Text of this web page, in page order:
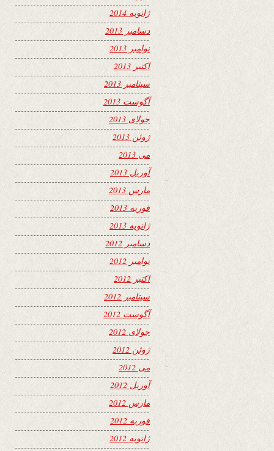
ژانویه 2014
دسامبر 2013
نوامبر 2013
اکتبر 2013
سپتامبر 2013
آگوست 2013
جولای 2013
ژوئن 2013
می 2013
آوریل 2013
مارس 2013
فوریه 2013
ژانویه 2013
دسامبر 2012
نوامبر 2012
اکتبر 2012
سپتامبر 2012
آگوست 2012
جولای 2012
ژوئن 2012
می 2012
آوریل 2012
مارس 2012
فوریه 2012
ژانویه 2012